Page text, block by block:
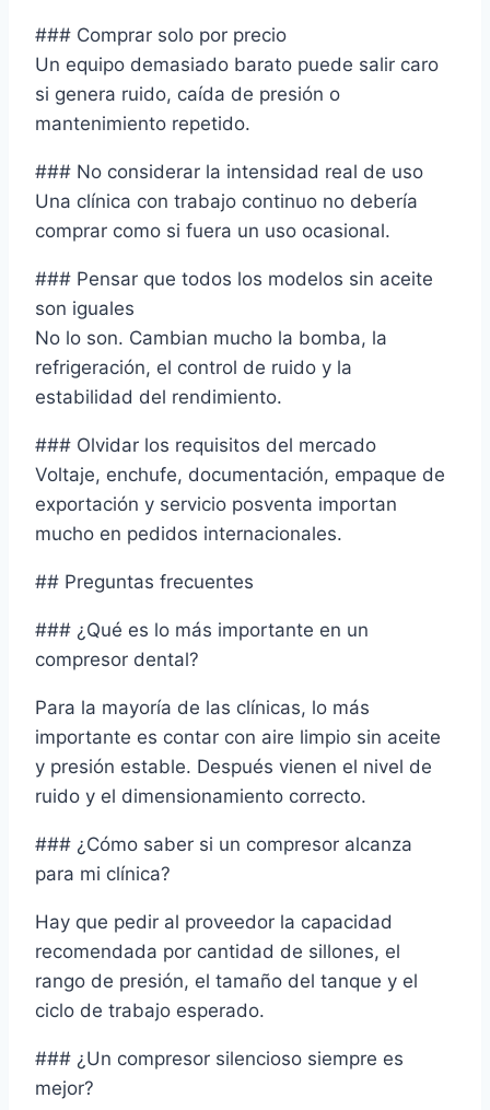
### Comprar solo por precio
Un equipo demasiado barato puede salir caro
si genera ruido, caída de presión o
mantenimiento repetido.
### No considerar la intensidad real de uso
Una clínica con trabajo continuo no debería
comprar como si fuera un uso ocasional.
### Pensar que todos los modelos sin aceite
son iguales
No lo son. Cambian mucho la bomba, la
refrigeración, el control de ruido y la
estabilidad del rendimiento.
### Olvidar los requisitos del mercado
Voltaje, enchufe, documentación, empaque de
exportación y servicio posventa importan
mucho en pedidos internacionales.
## Preguntas frecuentes
### ¿Qué es lo más importante en un
compresor dental?
Para la mayoría de las clínicas, lo más
importante es contar con aire limpio sin aceite
y presión estable. Después vienen el nivel de
ruido y el dimensionamiento correcto.
### ¿Cómo saber si un compresor alcanza
para mi clínica?
Hay que pedir al proveedor la capacidad
recomendada por cantidad de sillones, el
rango de presión, el tamaño del tanque y el
ciclo de trabajo esperado.
### ¿Un compresor silencioso siempre es
mejor?